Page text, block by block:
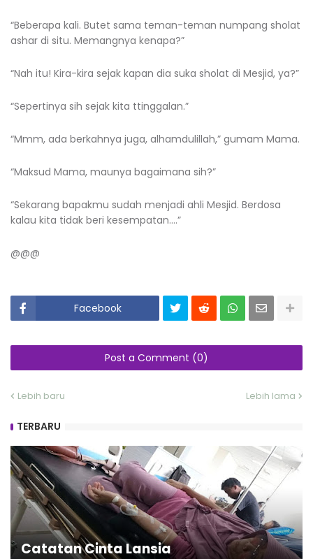
“Beberapa kali. Butet sama teman-teman numpang sholat
ashar di situ. Memangnya kenapa?”
“Nah itu! Kira-kira sejak kapan dia suka sholat di Mesjid, ya?”
“Sepertinya sih sejak kita ttinggalan.”
“Mmm, ada berkahnya juga, alhamdulillah,” gumam Mama.
“Maksud Mama, maunya bagaimana sih?”
“Sekarang bapakmu sudah menjadi ahli Mesjid. Berdosa
kalau kita tidak beri kesempatan….”
@@@
Facebook
Post a Comment (0)
Lebih baru Lebih lama
TERBARU
Catatan Cinta Lansia